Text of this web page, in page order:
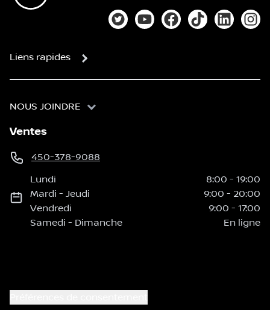
Lien vers notre compte Twitter
Lien vers notre chaîne
Lien vers notre page
Lien vers notre
Lien vers
Liens rapides
NOUS JOINDRE
Ventes
450-378-9088
Lundi 8:00 - 19:00
Mardi -Jeudi 9:00 - 20:00
Vendredi
9:00 - 17:00
Samedi - Dimanche En ligne